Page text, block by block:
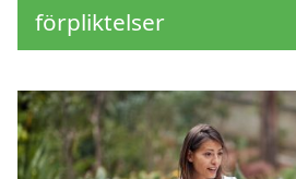
förpliktelser